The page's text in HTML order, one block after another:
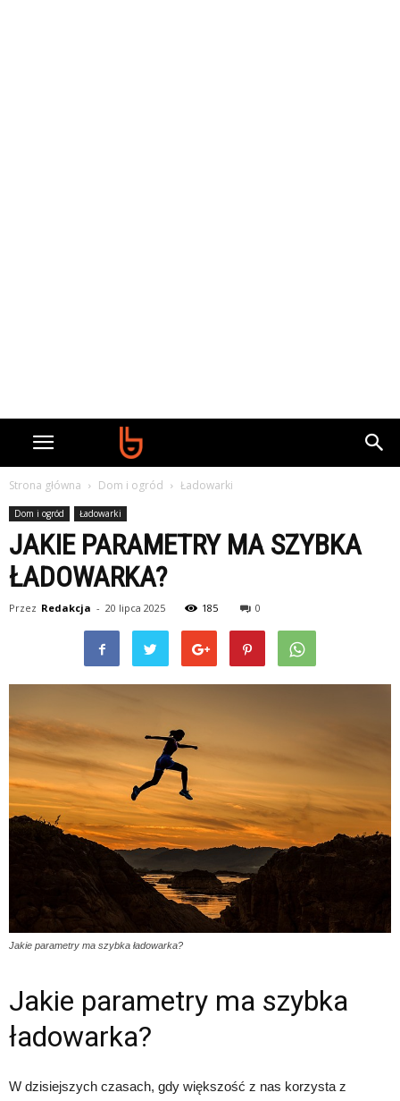
Strona główna Dom i ogród Ładowarki
Dom i ogród Ładowarki
JAKIE PARAMETRY MA SZYBKA
ŁADOWARKA?
Przez Redakcja - 20 lipca 2025 185 0
Jakie parametry ma szybka ładowarka?
Jakie parametry ma szybka
ładowarka?
W dzisiejszych czasach, gdy większość z nas korzysta z